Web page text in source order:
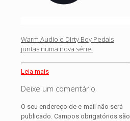
Warm Audio e Dirty Boy Pedals
juntas numa nova série!
Leia mais
Deixe um comentário
O seu endereço de e-mail não será
publicado. Campos obrigatórios são